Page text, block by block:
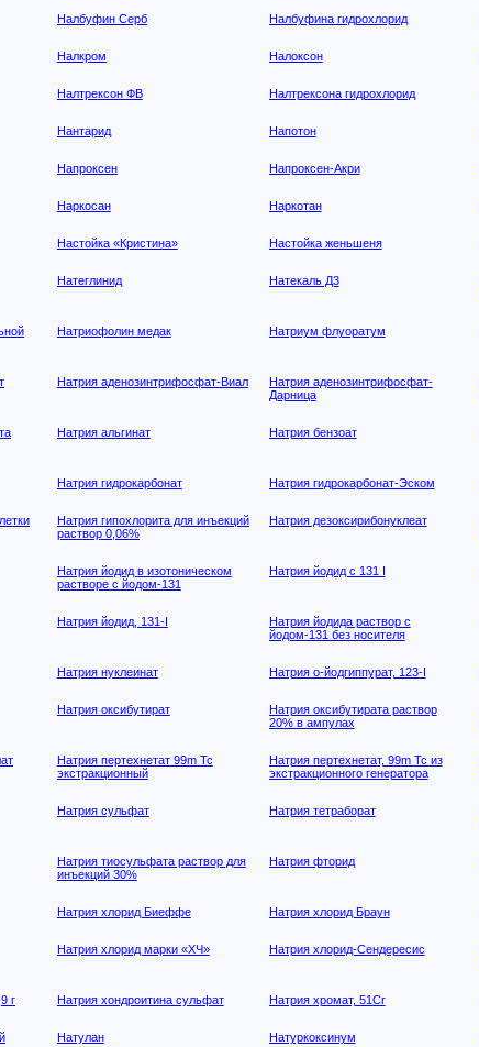
Налбуфин Серб Налбуфина гидрохлорид
Налкром Налоксон
Налтрексон ФВ Налтрексона гидрохлорид
Нантарид Напотон
Напроксен Напроксен-Акри
Наркосан Наркотан
Настойка «Кристина» Настойка женьшеня
Натеглинид Натекаль Д3
Натриофолин медак Натриум флуоратум
Натрия аденозинтрифосфат-Виал
Натрия аденозинтрифосфат-
Дарница
Натрия альгинат Натрия бензоат
Натрия гидрокарбонат Натрия гидрокарбонат-Эском
Натрия гипохлорита для инъекций
раствор 0,06%
Натрия дезоксирибонуклеат
Натрия йодид в изотоническом
растворе с йодом-131
Натрия йодид с 131 I
Натрия йодид, 131-I
Натрия йодида раствор с
йодом-131 без носителя
Натрия нуклеинат Натрия о-йодгиппурат, 123-I
Натрия оксибутират
Натрия оксибутирата раствор
20% в ампулах
Натрия пертехнетат 99m Тс
экстракционный
Натрия пертехнетат, 99m Тс из
экстракционного генератора
Натрия сульфат Натрия тетраборат
Натрия тиосульфата раствор для
инъекций 30%
Натрия фторид
Натрия хлорид Биеффе Натрия хлорид Браун
Натрия хлорид марки «ХЧ» Натрия хлорид-Сендересис
г Натрия хондроитина сульфат Натрия хромат, 51Cr
Натулан Натуркоксинум